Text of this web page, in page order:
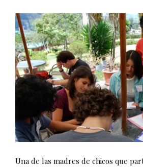
Una de las madres de chicos que